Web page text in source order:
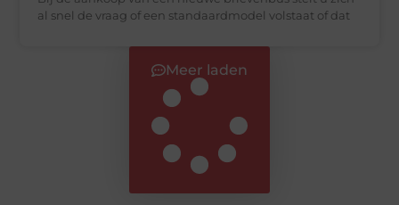
al snel de vraag of een standaardmodel volstaat of dat
Meer laden